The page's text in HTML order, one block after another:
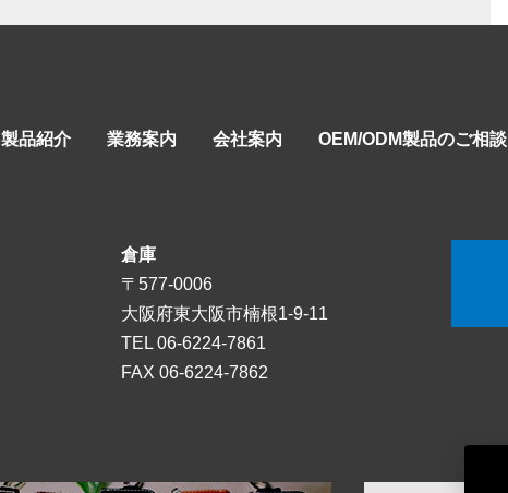
製品紹介 業務案内 会社案内 OEM/ODM製品のご相談
倉庫
〒577-0006
大阪府東大阪市楠根1-9-11
TEL 06-6224-7861
FAX 06-6224-7862